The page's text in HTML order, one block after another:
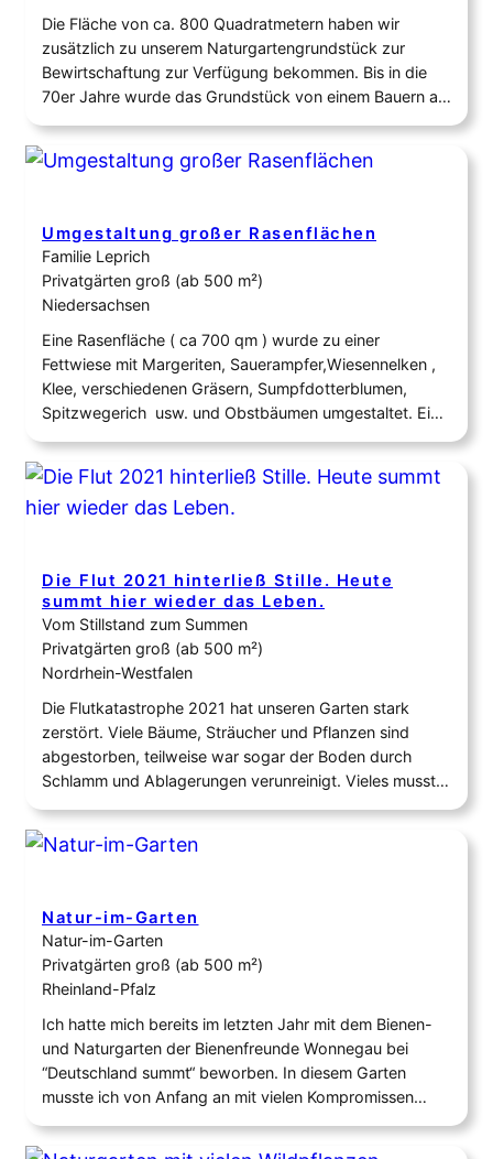
Die Fläche von ca. 800 Quadratmetern haben wir
zusätzlich zu unserem Naturgartengrundstück zur
Bewirtschaftung zur Verfügung bekommen. Bis in die
70er Jahre wurde das Grundstück von einem Bauern als
Weide und Obstwiesen bewirtschaftet. Danach gab es
keine Nutzung mehr. Die Fläche war komplett mit einer
3 m hohen Brombeerhecke bedeckt. Seit 2020 wurde
Umgestaltung großer Rasenflächen
Familie Leprich
Privatgärten groß (ab 500 m²)
Niedersachsen
Eine Rasenfläche ( ca 700 qm ) wurde zu einer
Fettwiese mit Margeriten, Sauerampfer,Wiesennelken ,
Klee, verschiedenen Gräsern, Sumpfdotterblumen,
Spitzwegerich usw. und Obstbäumen umgestaltet. Eine
weitere Rasenfläche ( ca 100 qm) wurde zu einem
Staudenbeet mit Steinia, Skabiose, Storchschnabel,
Mädchenauge, Fetthenne, Frauenmantel, Gundermann
usw.
Die Flut 2021 hinterließ Stille. Heute
summt hier wieder das Leben.
Vom Stillstand zum Summen
Privatgärten groß (ab 500 m²)
Nordrhein-Westfalen
Die Flutkatastrophe 2021 hat unseren Garten stark
zerstört. Viele Bäume, Sträucher und Pflanzen sind
abgestorben, teilweise war sogar der Boden durch
Schlamm und Ablagerungen verunreinigt. Vieles musste
entfernt und neu aufgebaut werden. Heute gestalten wir
unseren Garten naturnah mit heimischen Stauden,
Blumen und Gehölzen. Dadurch entstehen wieder
Natur-im-Garten
Natur-im-Garten
Privatgärten groß (ab 500 m²)
Rheinland-Pfalz
Ich hatte mich bereits im letzten Jahr mit dem Bienen-
und Naturgarten der Bienenfreunde Wonnegau bei
“Deutschland summt“ beworben. In diesem Garten
musste ich von Anfang an mit vielen Kompromissen
leben. So war z.B. den ImkerInnen die Pflanzung einer
Robinie wichtig. Ebenso konnte ich weitere invasive